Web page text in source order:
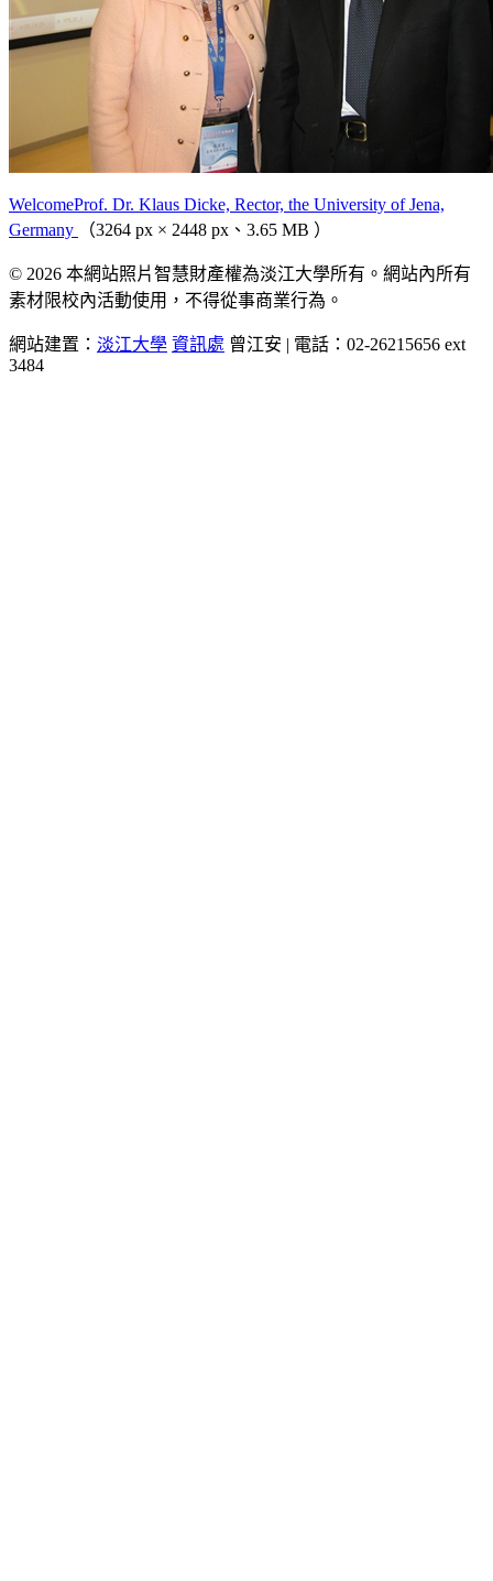
WelcomeProf. Dr. Klaus Dicke, Rector, the University of Jena,
Germany
（3264 px × 2448 px、3.65 MB ）
© 2026 本網站照片智慧財產權為淡江大學所有。網站內所有
素材限校內活動使用，不得從事商業行為。
網站建置： 淡江大學 資訊處 曾江安 | 電話：02-26215656 ext
3484